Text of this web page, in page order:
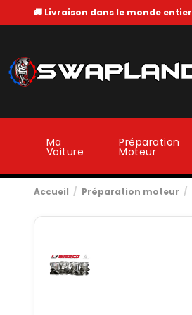
🚚 Livraison dans le monde entier
Ma
Voiture
Préparation
Moteur
Accueil Préparation moteur